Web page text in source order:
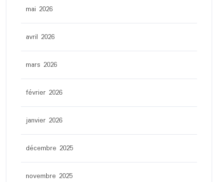
mai 2026
avril 2026
mars 2026
février 2026
janvier 2026
décembre 2025
novembre 2025